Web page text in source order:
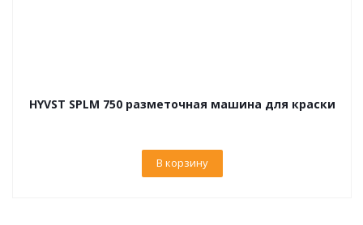
HYVST SPLM 750 разметочная машина для краски
В корзину